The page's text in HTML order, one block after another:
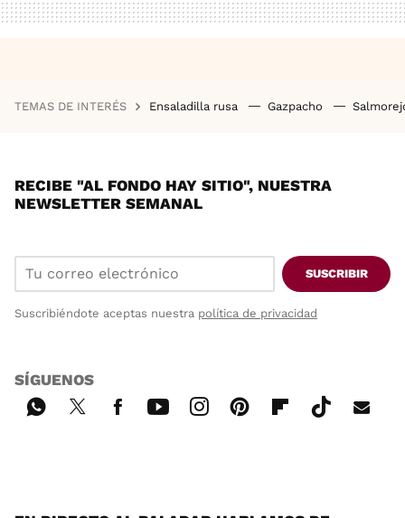
TEMAS DE INTERÉS Ensaladilla rusa Gazpacho
RECIBE "AL FONDO HAY SITIO", NUESTRA
NEWSLETTER SEMANAL
SUSCRIBIR
Suscribiéndote aceptas nuestra política de privacidad
SÍGUENOS